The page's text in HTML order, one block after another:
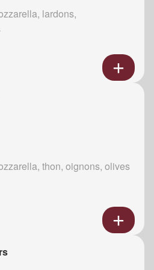
lardons,
thon, oignons, olives